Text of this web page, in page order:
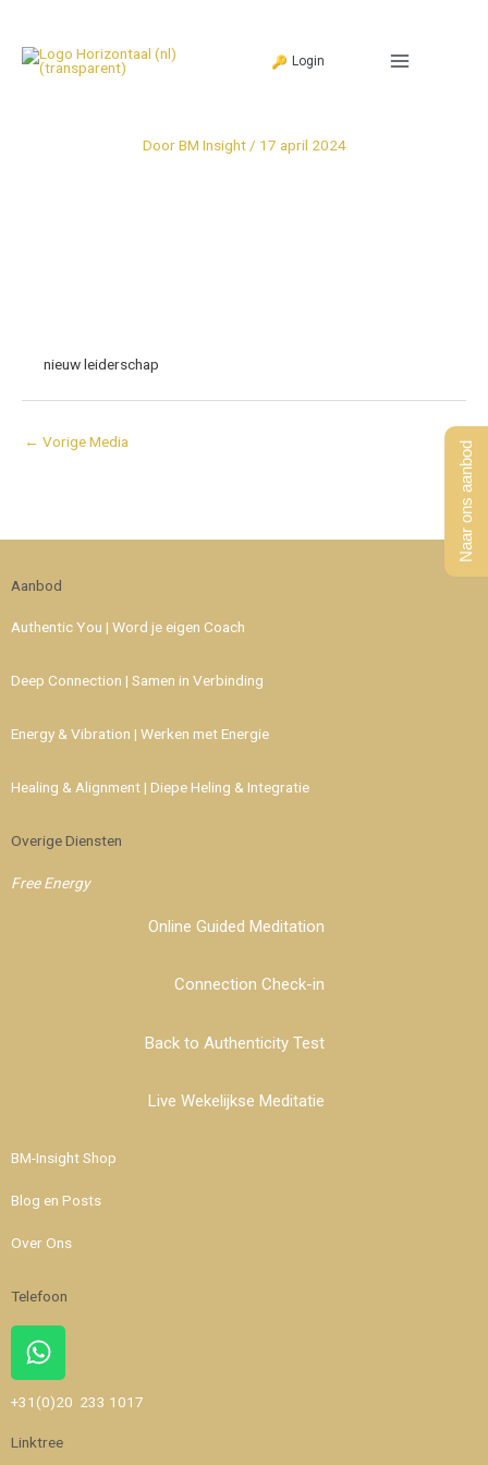
Login
DoorBM Insight / 17 april 2024
nieuw leiderschap
← Vorige Media
Aanbod
Authentic You | Word je eigen Coach
Deep Connection | Samen in Verbinding
Energy & Vibration | Werken met Energie
Healing & Alignment | Diepe Heling & Integratie
Overige Diensten
Free Energy
Online Guided Meditation
Connection Check-in
Back to Authenticity Test
Live Wekelijkse Meditatie
BM-Insight Shop
Blog en Posts
Over Ons
Telefoon
Whatsapp
+31(0)20 233 1017
Linktree
Naar ons aanbod